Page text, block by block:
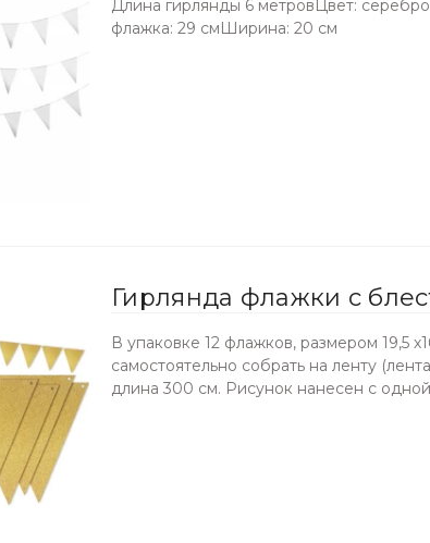
Длина гирлянды 6 метровЦвет:
флажка: 29 смШирина: 20 см
Гирлянда флажки с
В упаковке 12 флажков, размером 19,5
самостоятельно собрать на ленту
длина 300 см. Рисунок нанесен с